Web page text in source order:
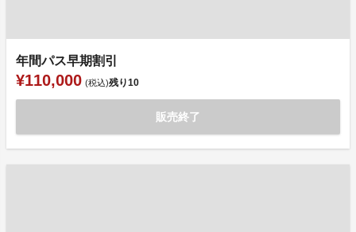
年間パス早期割引
¥110,000 (税込)残り10
販売終了